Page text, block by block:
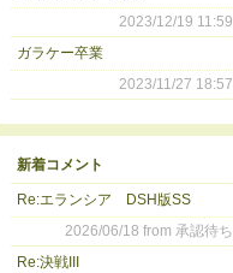
2023/12/19 11:59
ガラケー卒業
2023/11/27 18:57
新着コメント
Re:エランシア DSH版SS
2026/06/18 from 承認待ち
Re:決戦III